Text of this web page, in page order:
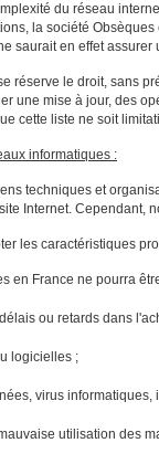
du réseau
la société
saurait en effet
réserve le droit, sans
une mise à jour, des
cette liste ne soit
informatiques :
techniques et
Internet. Cependant,
les caractéristiques
en France ne pourra
ou retards dans
logicielles ;
virus
utilisation des